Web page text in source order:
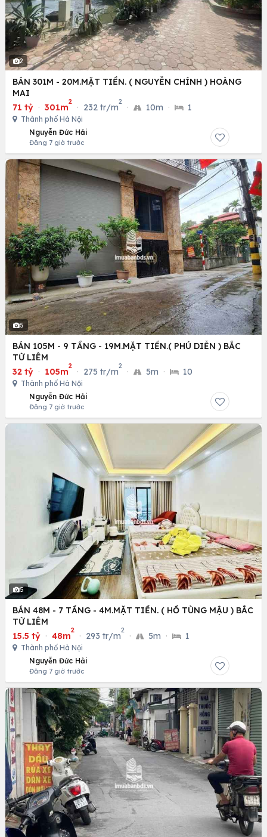
2
BÁN 301M - 20M.MẶT TIỀN. ( NGUYỄN CHÍNH ) HOÀNG
MAI
71 tỷ · 301m
2
· 232 tr/m
2
· 10m · 1
Thành phố Hà Nội
Nguyễn Đức Hải
Đăng 7 giờ trước
5
BÁN 105M - 9 TẦNG - 19M.MẶT TIỀN.( PHÚ DIỄN ) BẮC
TỪ LIÊM
32 tỷ · 105m
2
· 275 tr/m
2
· 5m · 10
Thành phố Hà Nội
Nguyễn Đức Hải
Đăng 7 giờ trước
5
BÁN 48M - 7 TẦNG - 4M.MẶT TIỀN. ( HỒ TÙNG MẬU ) BẮC
TỪ LIÊM
15.5 tỷ · 48m
2
· 293 tr/m
2
· 5m · 1
Thành phố Hà Nội
Nguyễn Đức Hải
Đăng 7 giờ trước